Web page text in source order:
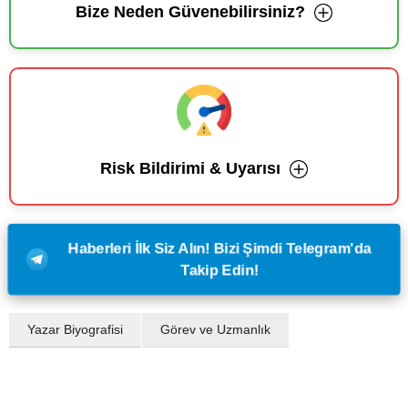
Bize Neden Güvenebilirsiniz?
Risk Bildirimi & Uyarısı
Haberleri İlk Siz Alın! Bizi Şimdi Telegram'da
Takip Edin!
Yazar Biyografisi Görev ve Uzmanlık